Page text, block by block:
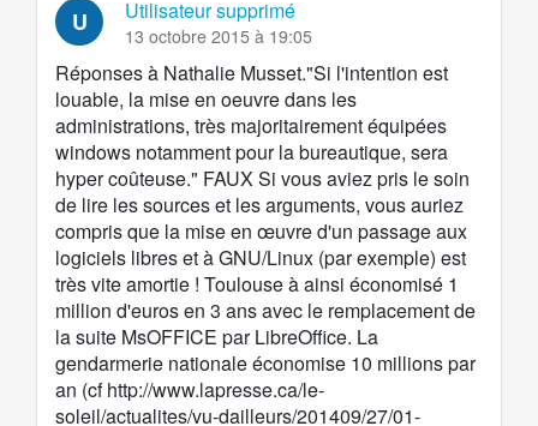
U Utilisateur supprimé
13 octobre 2015 à 19:05
Réponses à Nathalie Musset."Si l'intention est
louable, la mise en oeuvre dans les
administrations, très majoritairement équipées
windows notamment pour la bureautique, sera
hyper coûteuse." FAUX Si vous aviez pris le soin
de lire les sources et les arguments, vous auriez
compris que la mise en œuvre d'un passage aux
logiciels libres et à GNU/Linux (par exemple) est
très vite amortie ! Toulouse à ainsi économisé 1
million d'euros en 3 ans avec le remplacement de
la suite MsOFFICE par LibreOffice. La
gendarmerie nationale économise 10 millions par
an (cfhttp://www.lapresse.ca/le-
soleil/actualites/vu-dailleurs/201409/27/01-